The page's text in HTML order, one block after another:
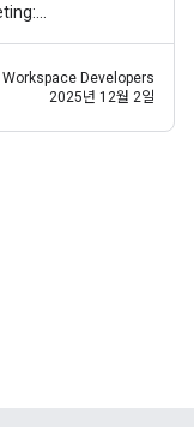
Developers
2025년 12월 2일